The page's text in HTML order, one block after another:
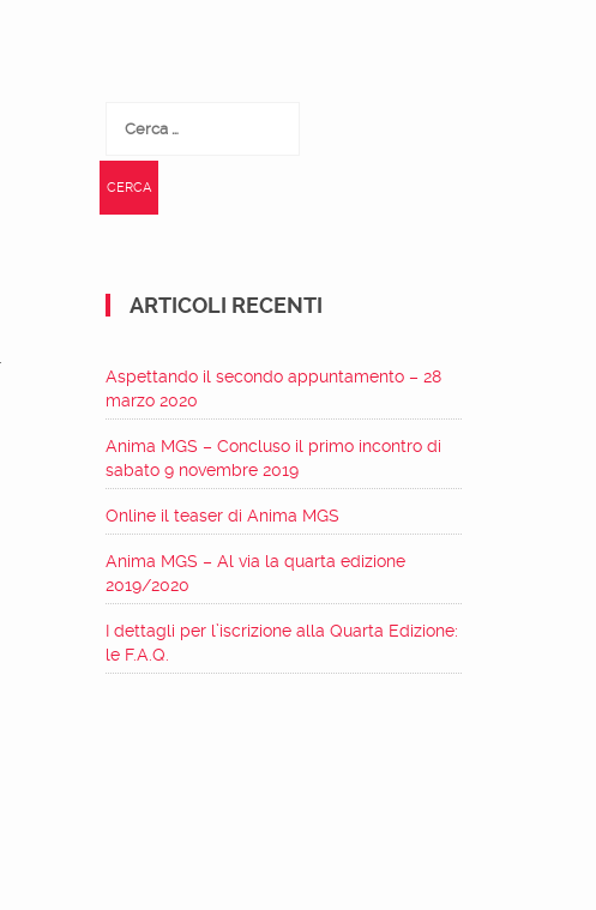
per:
ARTICOLI RECENTI
Aspettando il secondo appuntamento – 28
marzo 2020
Anima MGS – Concluso il primo incontro di
sabato 9 novembre 2019
Online il teaser di Anima MGS
Anima MGS – Al via la quarta edizione
2019/2020
I dettagli per l’iscrizione alla Quarta Edizione:
le F.A.Q.